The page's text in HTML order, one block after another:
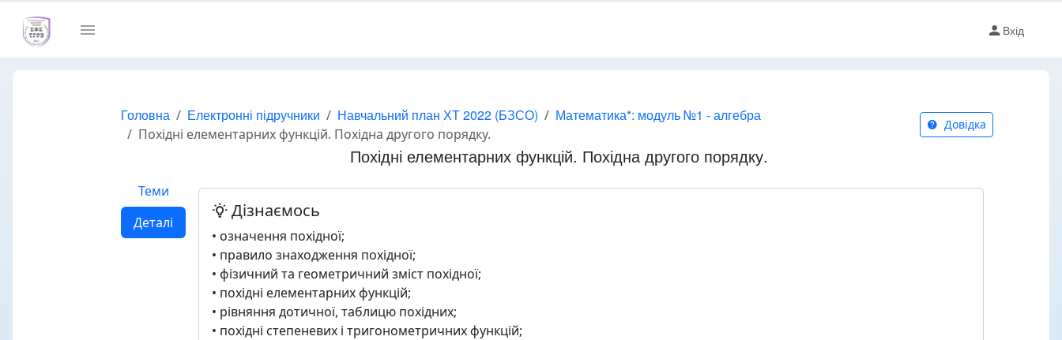
Вхід
Головна Електронні підручники Навчальний план ХТ 2022 (БЗСО) Математика*: модуль №1 - алгебра
Похідні елементарних функцій. Похідна другого порядку.
Довідка
Похідні елементарних функцій. Похідна другого порядку.
Теми
Деталі
Дізнаємось
• означення похідної;
• правило знаходження похідної;
• фізичний та геометричний зміст похідної;
• похідні елементарних функцій;
• рівняння дотичної, таблицю похідних;
• похіднi степеневих і тригонометричних функцій;